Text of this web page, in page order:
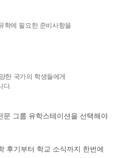
학에 필요한 준비사항을
한 국가의 학생들에게
다.